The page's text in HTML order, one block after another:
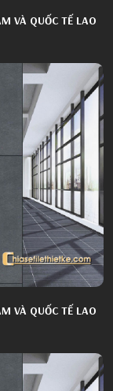
VÀ QUỐC TẾ LAO
VÀ QUỐC TẾ LAO